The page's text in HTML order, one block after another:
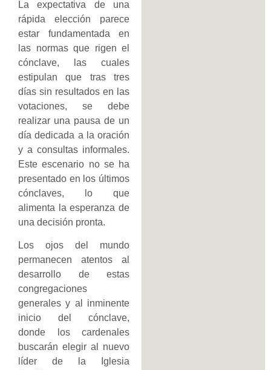
La expectativa de una
rápida elección parece
estar fundamentada en
las normas que rigen el
cónclave, las cuales
estipulan que tras tres
días sin resultados en las
votaciones, se debe
realizar una pausa de un
día dedicada a la oración
y a consultas informales.
Este escenario no se ha
presentado en los últimos
cónclaves, lo que
alimenta la esperanza de
una decisión pronta.
Los ojos del mundo
permanecen atentos al
desarrollo de estas
congregaciones
generales y al inminente
inicio del cónclave,
donde los cardenales
buscarán elegir al nuevo
líder de la Iglesia